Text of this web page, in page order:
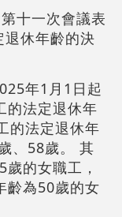
十一次會議表
休年齡的決
年1月1日起
的法定退休年
的法定退休年
、58歲。 其
的女職工，
齡為50歲的女